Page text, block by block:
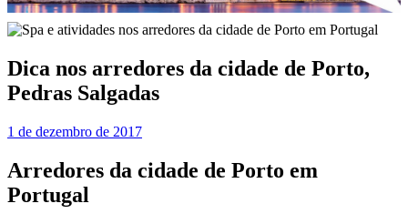
Dica nos arredores da cidade de Porto,
Pedras Salgadas
1 de dezembro de 2017
Arredores da cidade de Porto em
Portugal